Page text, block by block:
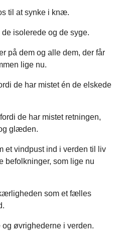
til at synke i knæ.
isolerede og de syge.
på dem og alle dem, der får
lige nu.
de har mistet én de elskede
de har mistet retningen,
glæden.
et vindpust ind i verden til liv
befolkninger, som lige nu
som et fælles
øvrighederne i verden.